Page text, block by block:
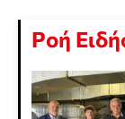
Ροή